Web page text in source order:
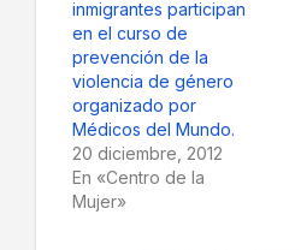
inmigrantes participan
en el curso de
prevención de la
violencia de género
organizado por
Médicos del Mundo.
20 diciembre, 2012
En «Centro de la
Mujer»